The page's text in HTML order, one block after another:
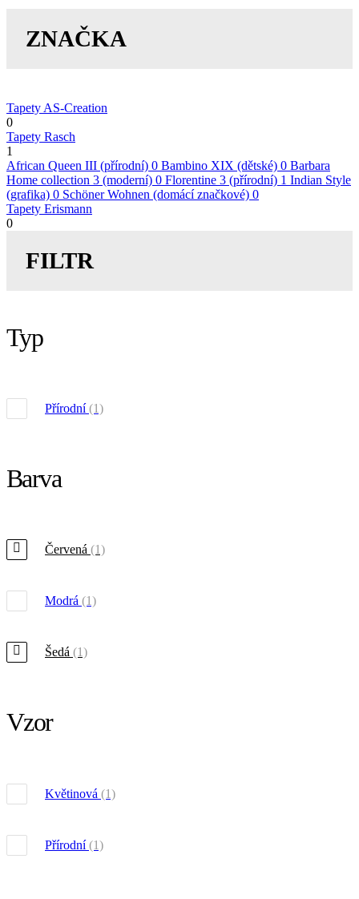
ZNAČKA
Tapety AS-Creation
0
Tapety Rasch
1
African Queen III (přírodní) 0 Bambino XIX (dětské) 0 Barbara
Home collection 3 (moderní) 0 Florentine 3 (přírodní) 1 Indian Style
(grafika) 0 Schöner Wohnen (domácí značkové) 0
Tapety Erismann
0
FILTR
Typ
Přírodní(1)
Barva
Červená (1)
Modrá (1)
Šedá (1)
Vzor
Květinová (1)
Přírodní(1)